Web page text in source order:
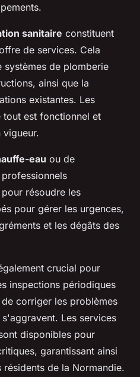
sanitaire constituent
de services. Cela
systèmes de plomberie
ainsi que la
existantes. Les
tout est fonctionnel et
vigueur.
eau ou de
résoudre les
pour gérer les urgences,
et les dégâts des
crucial pour
inspections périodiques
corriger les problèmes
Les services
disponibles pour
garantissant ainsi
de la Normandie.